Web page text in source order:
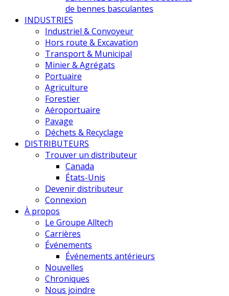
de bennes basculantes
INDUSTRIES
Industriel & Convoyeur
Hors route & Excavation
Transport & Municipal
Minier & Agrégats
Portuaire
Agriculture
Forestier
Aéroportuaire
Pavage
Déchets & Recyclage
DISTRIBUTEURS
Trouver un distributeur
Canada
États-Unis
Devenir distributeur
Connexion
À propos
Le Groupe Alltech
Carrières
Événements
Événements antérieurs
Nouvelles
Chroniques
Nous joindre